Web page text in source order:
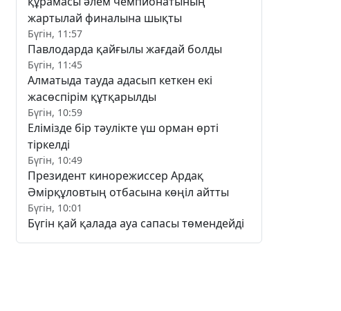
жартылай финалына шықты
Бүгін, 11:57
Павлодарда қайғылы жағдай болды
Бүгін, 11:45
Алматыда тауда адасып кеткен екі
жасөспірім құтқарылды
Бүгін, 10:59
Елімізде бір тәулікте үш орман өрті
тіркелді
Бүгін, 10:49
Президент кинорежиссер Ардақ
Әмірқұловтың отбасына көңіл айтты
Бүгін, 10:01
Бүгін қай қалада ауа сапасы төмендейді